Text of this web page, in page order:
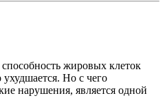
жировых клеток
Но с чего
нарушения, является одной